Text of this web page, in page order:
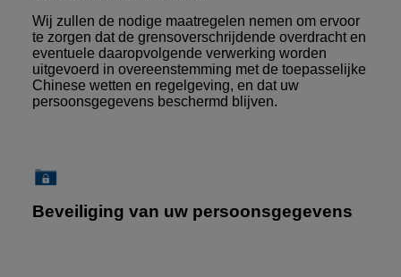
Wij zullen de nodige maatregelen nemen om ervoor
te zorgen dat de grensoverschrijdende overdracht en
eventuele daaropvolgende verwerking worden
uitgevoerd in overeenstemming met de toepasselijke
Chinese wetten en regelgeving, en dat uw
persoonsgegevens beschermd blijven.
Beveiliging van uw persoonsgegevens